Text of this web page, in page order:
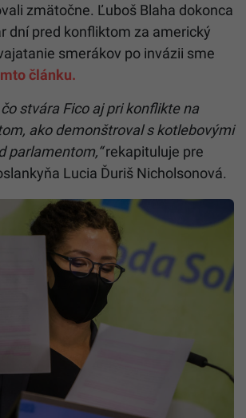
zmätočne. Ľuboš Blaha dokonca
dní pred konfliktom za americký
smerákov po invázii sme
článku.
stvára Fico aj pri konflikte na
ako demonštroval s kotlebovými
parlamentom,“rekapituluje pre
Lucia Ďuriš Nicholsonová.